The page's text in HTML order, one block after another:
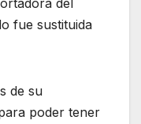
fue sustituida
de su
poder tener